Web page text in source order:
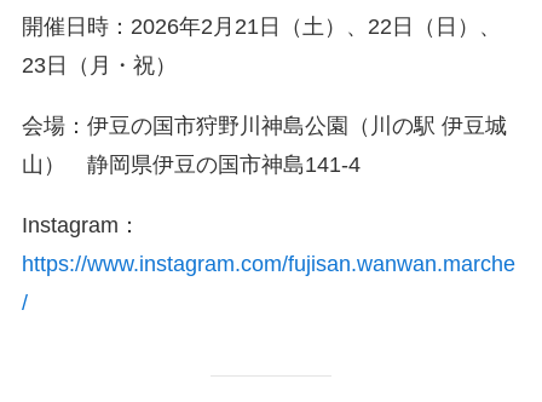
開催日時：2026年2月21日（土）、22日（日）、
23日（月・祝）
会場：伊豆の国市狩野川神島公園（川の駅 伊豆城
山） 静岡県伊豆の国市神島141-4
Instagram：
https://www.instagram.com/fujisan.wanwan.marche
/